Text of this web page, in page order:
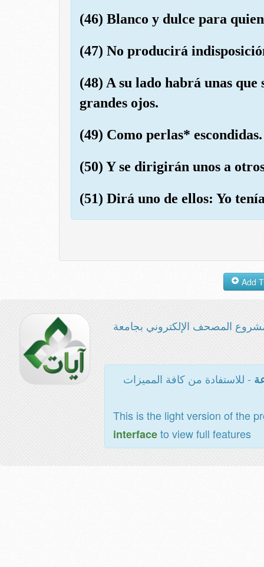
(46) Blanco y dulce para
(47) No producirá
(48) A su lado habrá unas
grandes ojos.
(49) Como perlas* escondidas.
(50) Y se dirigirán unos a
(51) Dirá uno de ellos: Yo
المصحف الإلكتروني بجامعة
- للاستفادة من كافة المميزات
This is the light version of the
interfaceto view full features